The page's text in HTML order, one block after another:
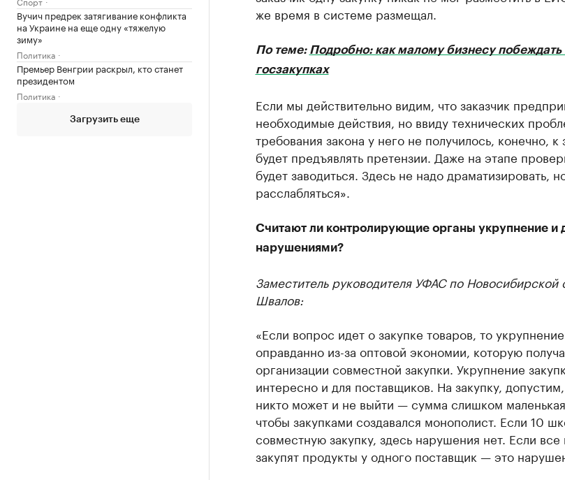
Вучич предрек затягивание конфликта
на Украине на еще одну «тяжелую
зиму»
Политика
Премьер Венгрии раскрыл, кто станет
президентом
Политика
Загрузить еще
же время в системе размещал.
По теме: Подробно: как малому бизнесу побеждать
госзакупках
Если мы действительно видим, что заказчик
необходимые действия, но ввиду технических
требования закона у него не получилось, конечно, к
будет предъявлять претензии. Даже на этапе
будет заводиться. Здесь не надо драматизировать,
расслабляться».
Считают ли контролирующие органы укрупнение и
нарушениями?
Заместитель руководителя УФАС по Новосибирской
Швалов:
«Если вопрос идет о закупке товаров, то
оправданно из-за оптовой экономии, которую
организации совместной закупки. Укрупнение
интересно и для поставщиков. На закупку,
никто может и не выйти — сумма слишком
чтобы закупками создавался монополист. Если 10
совместную закупку, здесь нарушения нет. Если
закупят продукты у одного поставщик — это